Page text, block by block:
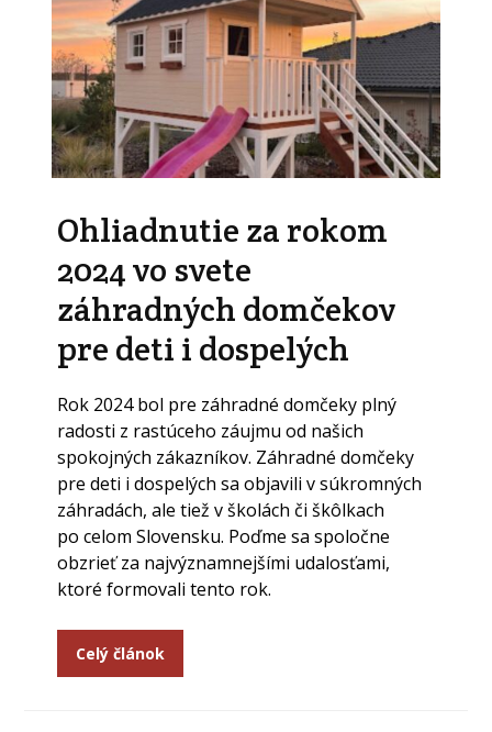
Ohliadnutie za rokom
2024 vo svete
záhradných domčekov
pre deti i dospelých
Rok 2024 bol pre záhradné domčeky plný
radosti z rastúceho záujmu od našich
spokojných zákazníkov. Záhradné domčeky
pre deti i dospelých sa objavili v súkromných
záhradách, ale tiež v školách či škôlkach
po celom Slovensku. Poďme sa spoločne
obzrieť za najvýznamnejšími udalosťami,
ktoré formovali tento rok.
Celý článok